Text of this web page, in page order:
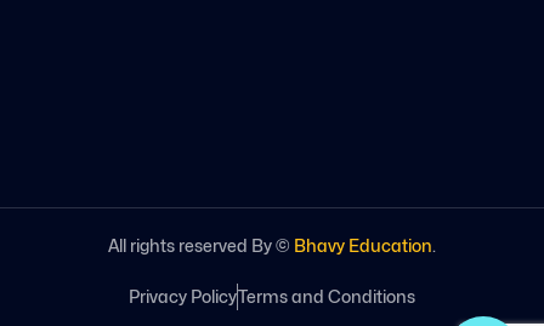
All rights reserved By © Bhavy Education.
Privacy PolicyTerms and Conditions